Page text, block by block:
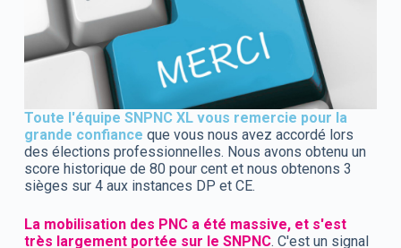
Toute l'équipe SNPNC XL vous remercie pour la
grande confiance que vous nous avez accordé lors
des élections professionnelles. Nous avons obtenu un
score historique de 80 pour cent et nous obtenons 3
sièges sur 4 aux instances DP et CE.
La mobilisation des PNC a été massive, et s'est
très largement portée sur le SNPNC. C'est un signal